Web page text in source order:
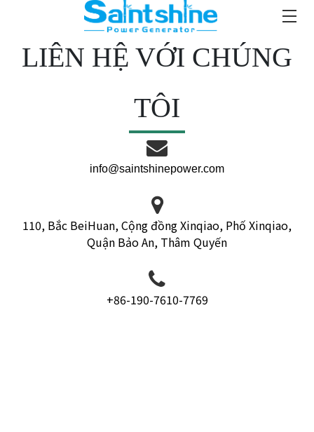
LIÊN HỆ VỚI CHÚNG
TÔI
info@saintshinepower.com
110, Bắc BeiHuan, Cộng đồng Xinqiao, Phố Xinqiao,
Quận Bảo An, Thâm Quyến
+86-190-7610-7769